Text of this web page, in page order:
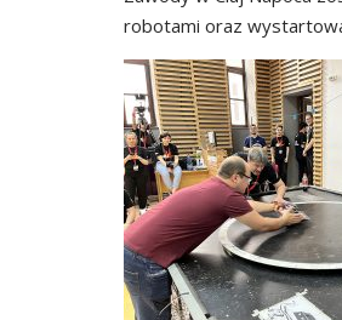
robotami oraz